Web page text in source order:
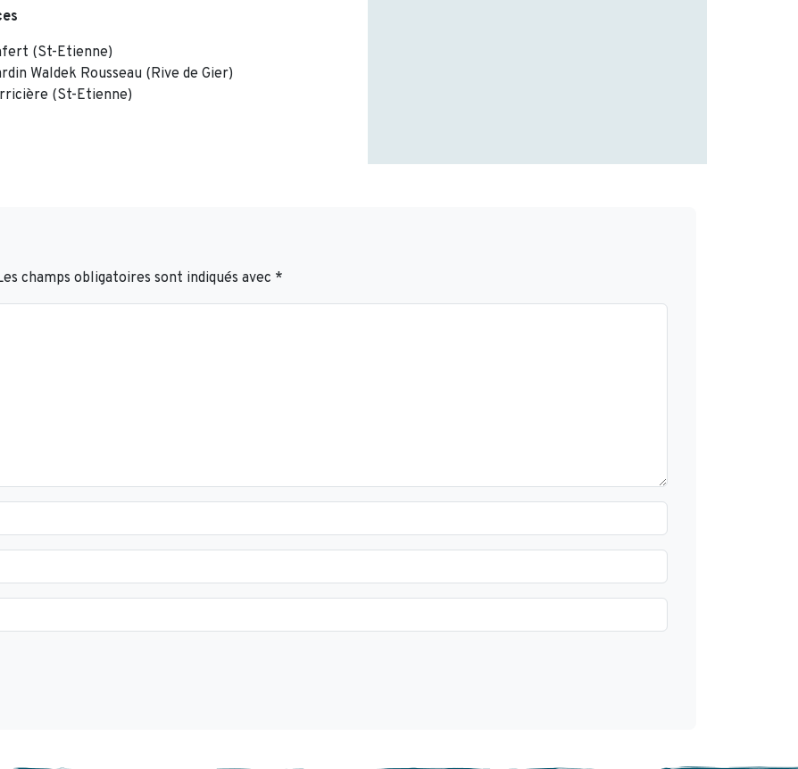
(St-Etienne)
Waldek Rousseau (Rive de Gier)
(St-Etienne)
champs obligatoires sont indiqués avec *